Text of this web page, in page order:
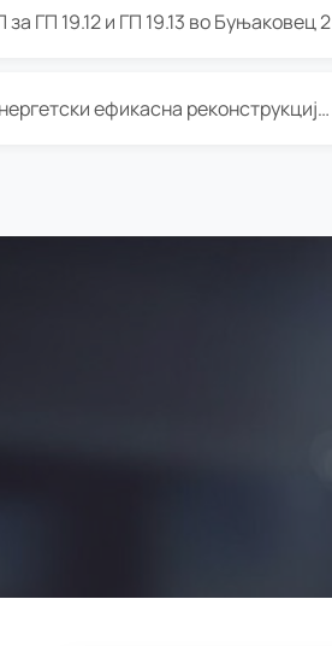
ГП 19.12 и ГП 19.13 во Буњаковец 2
Оглас за Барање понуди за “Енергетски ефикасна реконструкција на објектот ООУ „Св. Кирил и Методиј"